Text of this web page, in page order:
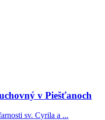
v Piešťanoch
sv. Cyrila a ...